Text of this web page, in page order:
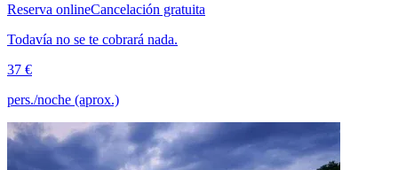
Reserva onlineCancelación gratuita
Todavía no se te cobrará nada.
37 €
pers./noche (aprox.)